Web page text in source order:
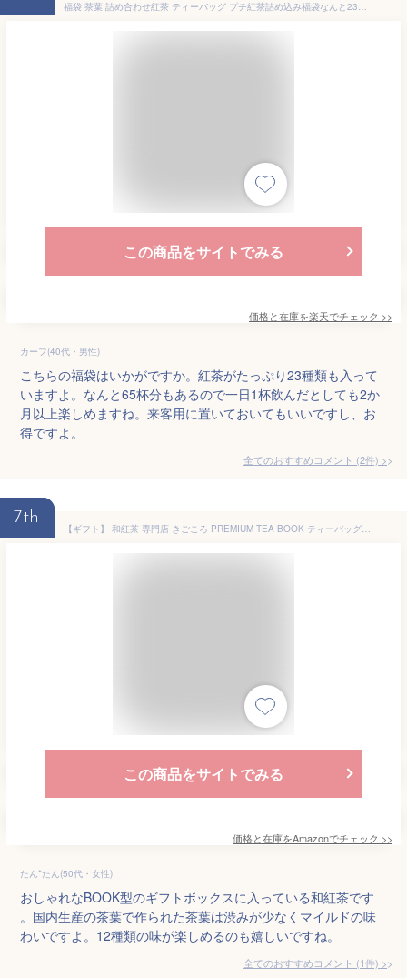
福袋 茶葉 詰め合わせ紅茶 ティーバッグ プチ紅茶詰め込み福袋なんと23種類♪ガーデン紅茶7種＋フレバード紅茶7種＋ティーバッグ9種 【TV出演】【RCP】05P06Aug16【HLS_DU】【メール便：送料無料】
この商品をサイトでみる
価格と在庫を楽天でチェック >>
カーフ(40代・男性)
こちらの福袋はいかがですか。紅茶がたっぷり23種類も入って
いますよ。なんと65杯分もあるので一日1杯飲んだとしても2か
月以上楽しめますね。来客用に置いておいてもいいですし、お
得ですよ。
全てのおすすめコメント (2件) >
7th
【ギフト】 和紅茶 専門店 きごころ PREMIUM TEA BOOK ティーバッグ 12種 紅茶 ギフト おしゃれ 個包装 卒業 異動 退職 挨拶 引っ越し 引き出物 内祝い
この商品をサイトでみる
価格と在庫をAmazonでチェック >>
たん*たん(50代・女性)
おしゃれなBOOK型のギフトボックスに入っている和紅茶です
。国内生産の茶葉で作られた茶葉は渋みが少なくマイルドの味
わいですよ。12種類の味が楽しめるのも嬉しいですね。
全てのおすすめコメント (1件) >